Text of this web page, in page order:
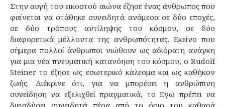
Στην αυγή του εικοστού αιώνα έζησε ένας άνθρωπος που
φαίνεται να στάθηκε συνειδητά ανάμεσα σε δύο εποχές,
σε δύο τρόπους αντίληψης του κόσμου, σε δύο
διαφορετικά μέλλοντα της ανθρωπότητας. Εκείνο που
σήμερα πολλοί άνθρωποι νιώθουν ως αδιόρατη ανάγκη
για μια νέα πνευματική κατανόηση του κόσμου, ο Rudolf
Steiner το έζησε ως εσωτερικό κάλεσμα και ως καθήκον
ζωής. Διέκρινε ότι, για να μπορέσει η ανθρώπινη
συνείδηση να εξελιχθεί πραγματικά, το Εγώ πρέπει να
διεισδύσει συνειδητά πέρα από το όριο του καθαρά